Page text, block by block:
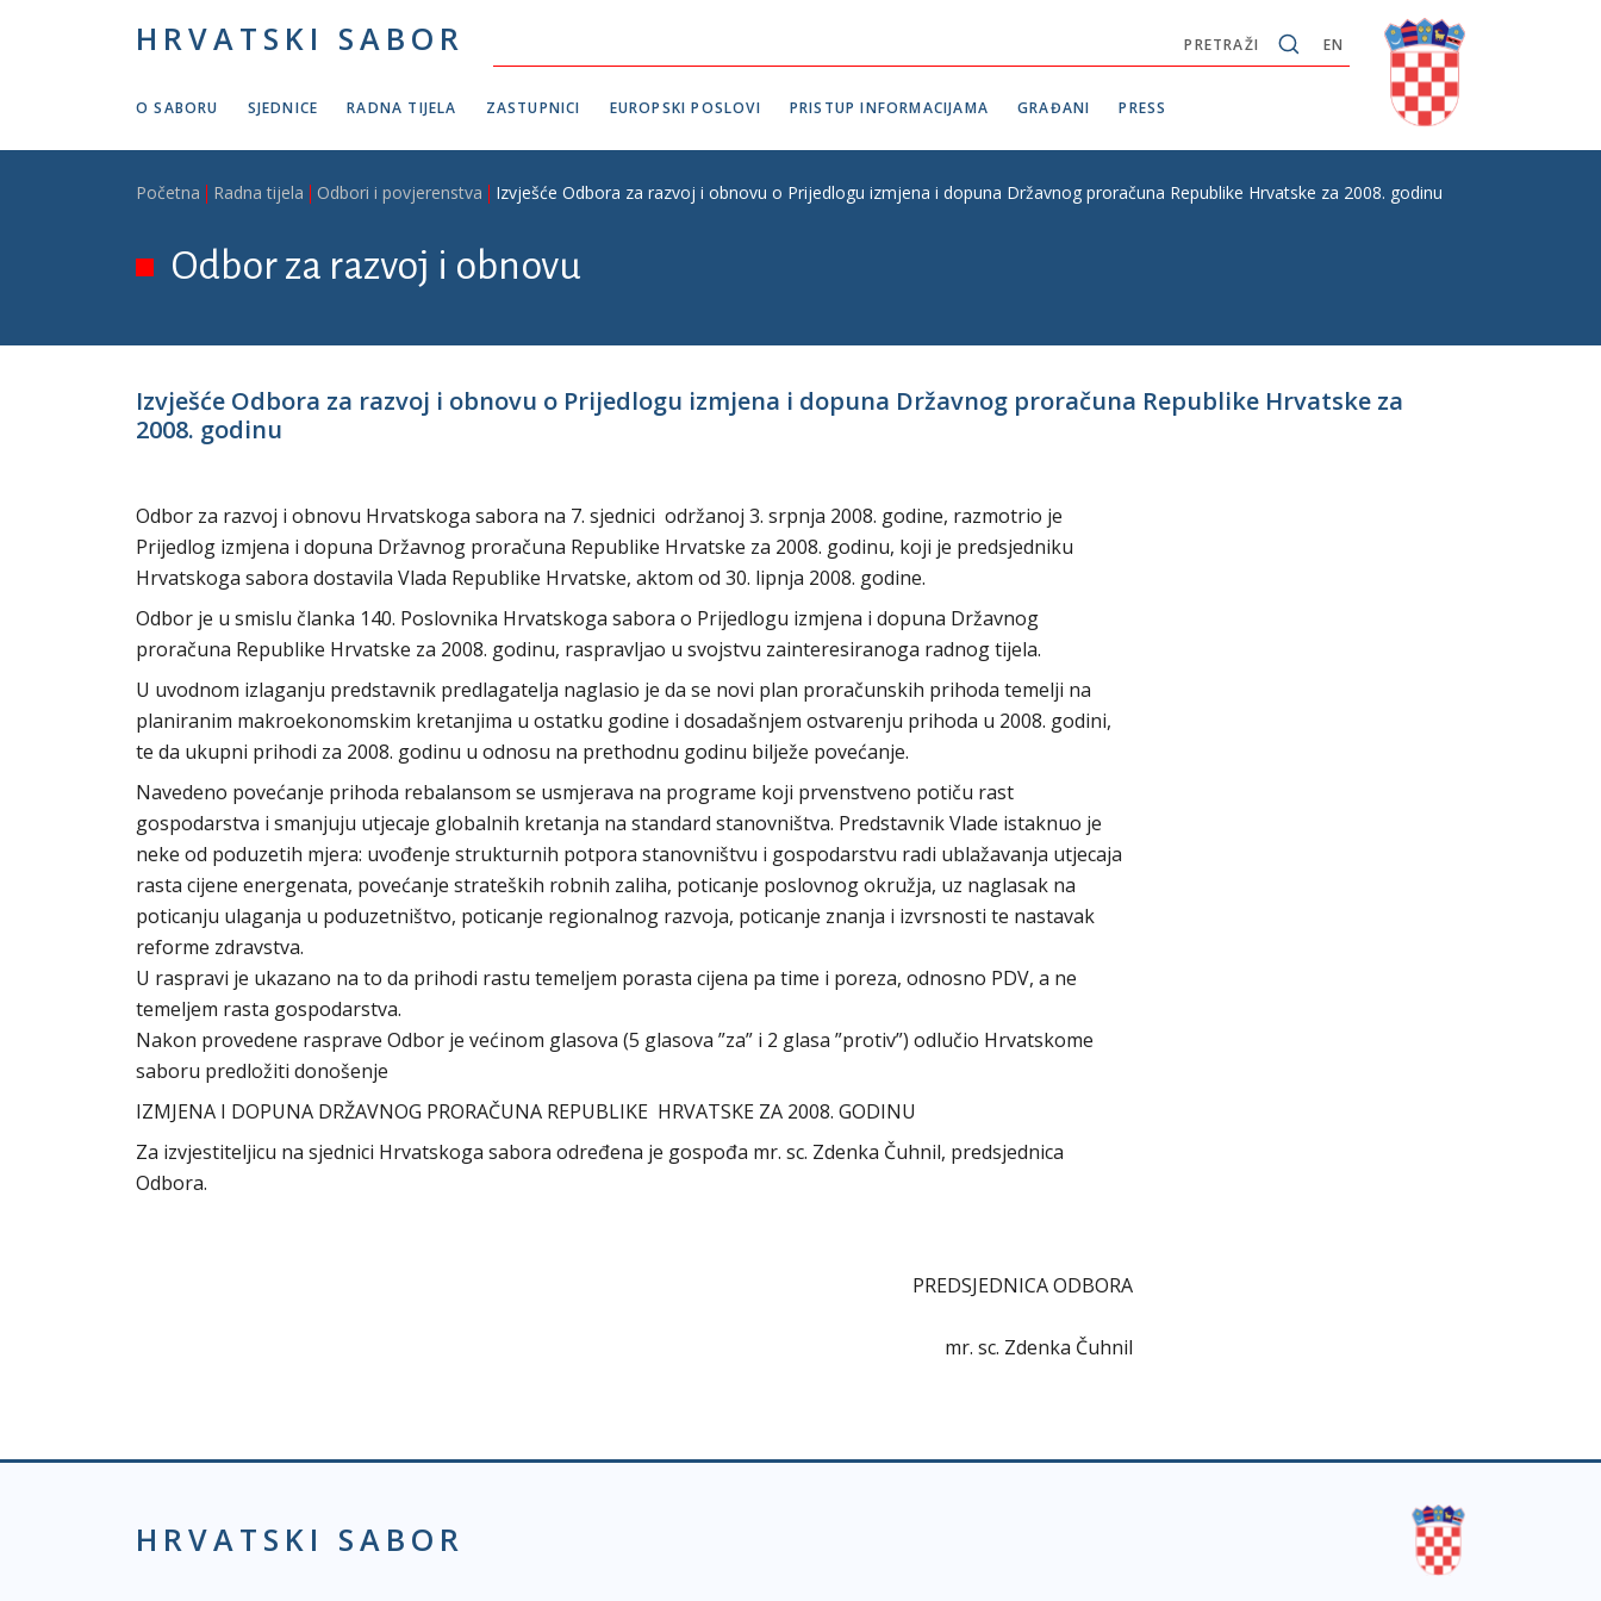
HRVATSKI SABOR EN
PRETRAŽI
O SABORU SJEDNICE RADNA TIJELA ZASTUPNICI EUROPSKI POSLOVI PRISTUP INFORMACIJAMA GRAĐANI PRESS
Breadcrumb
Početna Radna tijela Odbori i povjerenstva Izvješće Odbora za razvoj i obnovu o Prijedlogu izmjena i dopuna Državnog proračuna Republike Hrvatske za 2008. godinu
Odbor za razvoj i obnovu
Izvješće Odbora za razvoj i obnovu o Prijedlogu izmjena i dopuna Državnog proračuna Republike Hrvatske za
2008. godinu
Odbor za razvoj i obnovu Hrvatskoga sabora na 7. sjednici održanoj 3. srpnja 2008. godine, razmotrio je
Prijedlog izmjena i dopuna Državnog proračuna Republike Hrvatske za 2008. godinu, koji je predsjedniku
Hrvatskoga sabora dostavila Vlada Republike Hrvatske, aktom od 30. lipnja 2008. godine.
Odbor je u smislu članka 140. Poslovnika Hrvatskoga sabora o Prijedlogu izmjena i dopuna Državnog
proračuna Republike Hrvatske za 2008. godinu, raspravljao u svojstvu zainteresiranoga radnog tijela.
U uvodnom izlaganju predstavnik predlagatelja naglasio je da se novi plan proračunskih prihoda temelji na
planiranim makroekonomskim kretanjima u ostatku godine i dosadašnjem ostvarenju prihoda u 2008. godini,
te da ukupni prihodi za 2008. godinu u odnosu na prethodnu godinu bilježe povećanje.
Navedeno povećanje prihoda rebalansom se usmjerava na programe koji prvenstveno potiču rast
gospodarstva i smanjuju utjecaje globalnih kretanja na standard stanovništva. Predstavnik Vlade istaknuo je
neke od poduzetih mjera: uvođenje strukturnih potpora stanovništvu i gospodarstvu radi ublažavanja utjecaja
rasta cijene energenata, povećanje strateških robnih zaliha, poticanje poslovnog okružja, uz naglasak na
poticanju ulaganja u poduzetništvo, poticanje regionalnog razvoja, poticanje znanja i izvrsnosti te nastavak
reforme zdravstva.
U raspravi je ukazano na to da prihodi rastu temeljem porasta cijena pa time i poreza, odnosno PDV, a ne
temeljem rasta gospodarstva.
Nakon provedene rasprave Odbor je većinom glasova (5 glasova ”za” i 2 glasa ”protiv”) odlučio Hrvatskome
saboru predložiti donošenje
IZMJENA I DOPUNA DRŽAVNOG PRORAČUNA REPUBLIKE HRVATSKE ZA 2008. GODINU
Za izvjestiteljicu na sjednici Hrvatskoga sabora određena je gospođa mr. sc. Zdenka Čuhnil, predsjednica
Odbora.
PREDSJEDNICA ODBORA
mr. sc. Zdenka Čuhnil
HRVATSKI SABOR